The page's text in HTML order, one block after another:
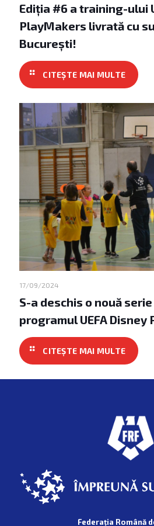
Ediția #6 a training-ului
PlayMakers livrată cu
București!
17/09/2024
S-a deschis o nouă
programul UEFA Disney
Federația Română